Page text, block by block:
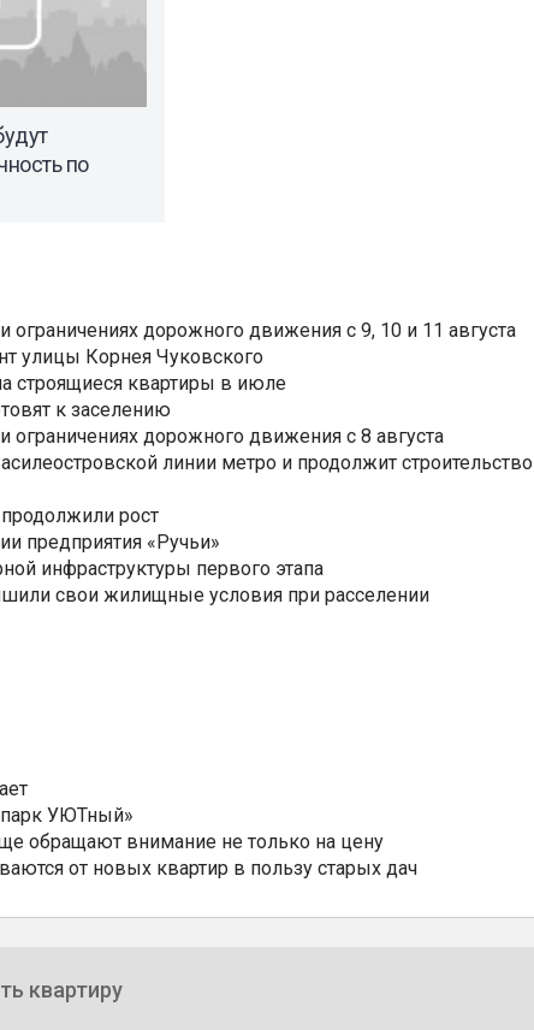
по
дорожного движения с 9, 10 и 11 августа
улицы Корнея Чуковского
строящиеся квартиры в июле
к заселению
дорожного движения с 8 августа
линии метро и продолжит строительство
рост
предприятия «Ручьи»
инфраструктуры первого этапа
свои жилищные условия при расселении
парк УЮТный»
обращают внимание не только на цену
от новых квартир в пользу старых дач
квартиру